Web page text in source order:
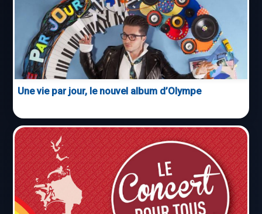
Une vie par jour, le nouvel album d’Olympe